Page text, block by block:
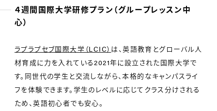
４週間国際大学研修プラン（グループレッスン中
心）
ラプラプセブ国際大学（LCIC） は、英語教育とグローバル人
材育成に力を入れている2021年に設立された国際大学で
す。同世代の学生と交流しながら、本格的なキャンパスライ
フを体験できます。学生のレベルに応じてクラス分けされる
ため、英語初心者でも安心。